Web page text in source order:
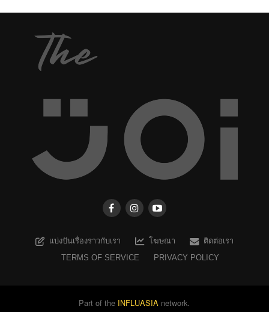
แบ่งปันเรื่องราวกับเรา โฆษณา
ติดต่อเรา
TERMS OF SERVICE
PRIVACY POLICY
Part of the INFLUASIA network.